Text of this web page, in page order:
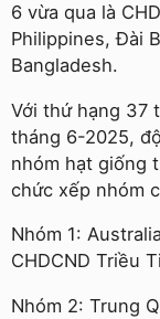
6 vừa qua là
Philippines, Đài
Bangladesh.
Với thứ hạng 37
tháng 6-2025,
nhóm hạt giống
chức xếp nhóm
Nhóm 1:
CHDCND Triều
Nhóm 2: Trung